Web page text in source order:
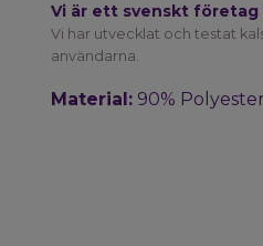
Vi är ett svenskt företag
Vi har utvecklat och testat
användarna.
Material: 90%